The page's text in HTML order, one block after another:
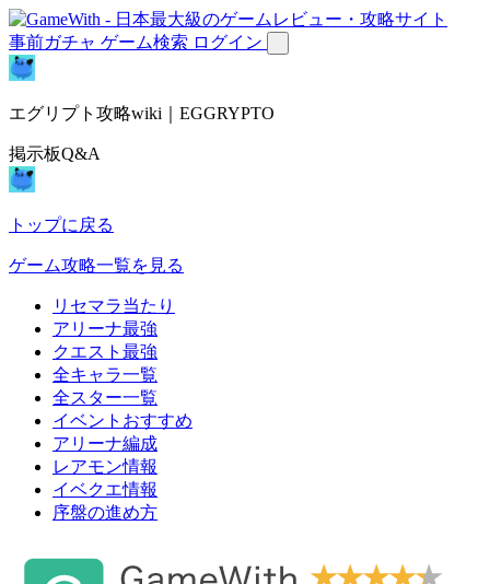
事前ガチャ ゲーム検索 ログイン
エグリプト攻略wiki｜EGGRYPTO
掲示板Q&A
トップに戻る
ゲーム攻略一覧を見る
リセマラ当たり
アリーナ最強
クエスト最強
全キャラ一覧
全スター一覧
イベントおすすめ
アリーナ編成
レアモン情報
イベクエ情報
序盤の進め方